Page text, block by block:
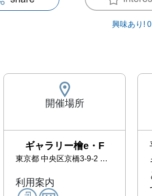
興味あり! 0
開催場所
ギャラリー檜e・F
東京都 中央区京橋3-9-2 宝国ビル4F
利用案内